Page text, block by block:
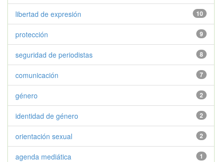
10
libertad de expresión
9
protección
8
seguridad de periodistas
7
comunicación
2
género
2
identidad de género
2
orientación sexual
1
agenda mediática